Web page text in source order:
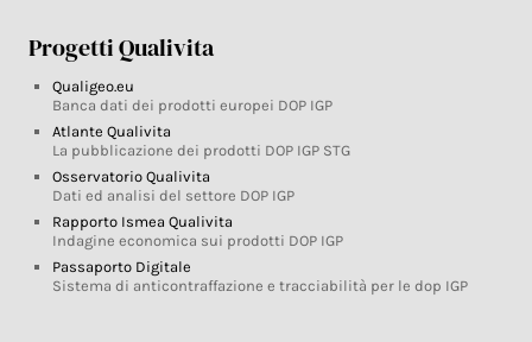
Progetti Qualivita
Qualigeo.eu
Banca dati dei prodotti europei DOP IGP
Atlante Qualivita
La pubblicazione dei prodotti DOP IGP STG
Osservatorio Qualivita
Dati ed analisi del settore DOP IGP
Rapporto Ismea Qualivita
Indagine economica sui prodotti DOP IGP
Passaporto Digitale
Sistema di anticontraffazione e tracciabilità per le dop IGP